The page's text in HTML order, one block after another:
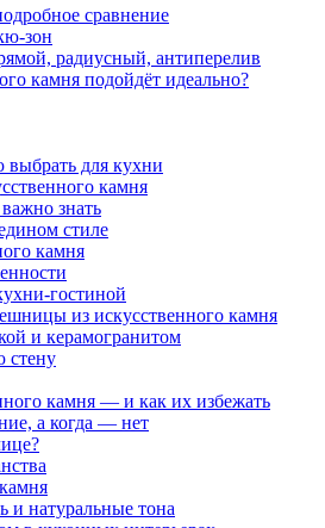
сравнение
зон
радиусный, антиперелив
камня подойдёт идеально?
выбрать для кухни
камня
знать
стиле
камня
гостиной
из искусственного камня
и керамогранитом
стену
камня — и как их избежать
а когда — нет
и натуральные тона